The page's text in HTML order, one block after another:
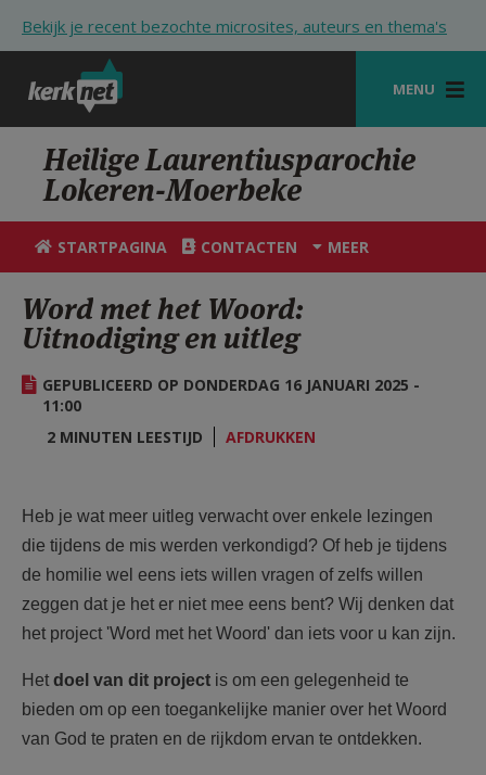
Bekijk je recent bezochte microsites, auteurs en thema's
MENU
STARTPAGINA
KERK
VIERINGEN
ZOEKEN
HULP
STARTPAGINA PORTAAL
AANMELDEN OF REGISTREREN
Heilige Laurentiusparochie
Lokeren-Moerbeke
STARTPAGINA CONTACTEN MEER
Word met het Woord:
Uitnodiging en uitleg
GEPUBLICEERD OP DONDERDAG 16 JANUARI 2025 -
11:00
2 MINUTEN LEESTIJD
AFDRUKKEN
Heb je wat meer uitleg verwacht over enkele lezingen
die tijdens de mis werden verkondigd? Of heb je tijdens
de homilie wel eens iets willen vragen of zelfs willen
zeggen dat je het er niet mee eens bent? Wij denken dat
het project 'Word met het Woord' dan iets voor u kan zijn.
Het doel van dit project is om een ​​gelegenheid te
bieden om op een toegankelijke manier over het Woord
van God te praten en de rijkdom ervan te ontdekken.